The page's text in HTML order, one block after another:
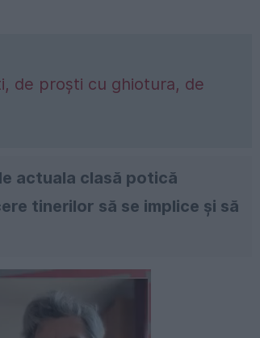
de proști cu ghiotura, de
actuala clasă potică
tinerilor să se implice și să